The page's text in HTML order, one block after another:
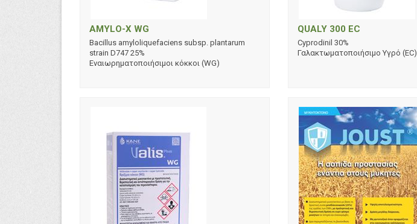
AMYLO-X WG
Bacillus amyloliquefaciens subsp. plantarum
strain D747 25%
Εναιωρηματοποιήσιμοι κόκκοι (WG)
QUALY 300 EC
Cyprodinil 30%
Γαλακτωματοποιήσιμο Υγρό (EC)